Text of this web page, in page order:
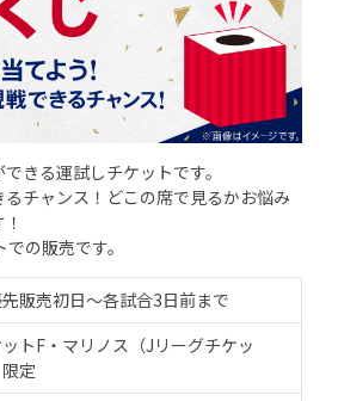
きる運試しチケットです。
チャンス！どこの席で見るかお悩み
の販売です。
販売初日～各試合3日前まで
トF・マリノス（Jリーグチケッ
定